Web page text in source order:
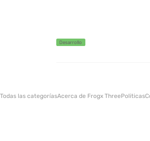
Desarrollo
Todas las categoríasAcerca de Frogx ThreePoliticas